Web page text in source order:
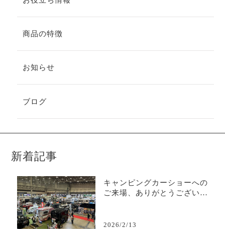
商品の特徴
お知らせ
ブログ
新着記事
キャンピングカーショーへの
ご来場、ありがとうございま
2026/2/13